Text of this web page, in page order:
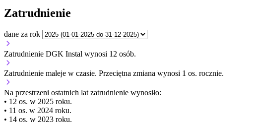
Zatrudnienie
dane za rok
Zatrudnienie DGK Instal wynosi 12 osób.
Zatrudnienie maleje w czasie. Przeciętna zmiana wynosi 1 os. rocznie.
Na przestrzeni ostatnich lat zatrudnienie wynosiło:
• 12 os. w 2025 roku.
• 11 os. w 2024 roku.
• 14 os. w 2023 roku.